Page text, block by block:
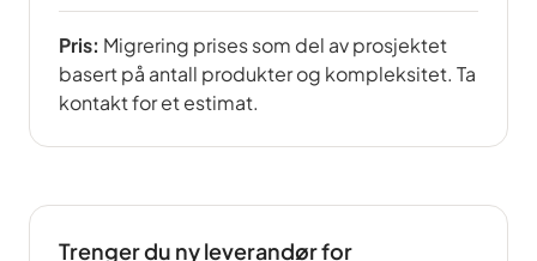
Pris: Migrering prises som del av prosjektet
basert på antall produkter og kompleksitet. Ta
kontakt for et estimat.
Trenger du ny leverandør for